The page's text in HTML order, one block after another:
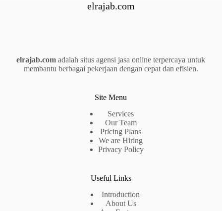
elrajab.com
elrajab.com adalah situs agensi jasa online terpercaya untuk
membantu berbagai pekerjaan dengan cepat dan efisien.
Site Menu
Services
Our Team
Pricing Plans
We are Hiring
Privacy Policy
Useful Links
Introduction
About Us